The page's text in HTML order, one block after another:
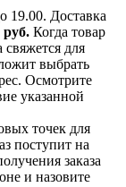
19.00. Доставка
руб. Когда товар
свяжется для
выбрать
Осмотрите
указанной
точек для
поступит на
заказа
и назовите